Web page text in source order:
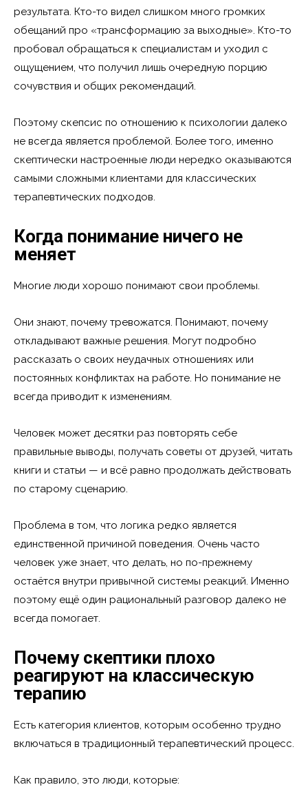
результата. Кто-то видел слишком много громких
обещаний про «трансформацию за выходные». Кто-то
пробовал обращаться к специалистам и уходил с
ощущением, что получил лишь очередную порцию
сочувствия и общих рекомендаций.
Поэтому скепсис по отношению к психологии далеко
не всегда является проблемой. Более того, именно
скептически настроенные люди нередко оказываются
самыми сложными клиентами для классических
терапевтических подходов.
Когда понимание ничего не
меняет
Многие люди хорошо понимают свои проблемы.
Они знают, почему тревожатся. Понимают, почему
откладывают важные решения. Могут подробно
рассказать о своих неудачных отношениях или
постоянных конфликтах на работе. Но понимание не
всегда приводит к изменениям.
Человек может десятки раз повторять себе
правильные выводы, получать советы от друзей, читать
книги и статьи — и всё равно продолжать действовать
по старому сценарию.
Проблема в том, что логика редко является
единственной причиной поведения. Очень часто
человек уже знает, что делать, но по-прежнему
остаётся внутри привычной системы реакций. Именно
поэтому ещё один рациональный разговор далеко не
всегда помогает.
Почему скептики плохо
реагируют на классическую
терапию
Есть категория клиентов, которым особенно трудно
включаться в традиционный терапевтический процесс.
Как правило, это люди, которые: